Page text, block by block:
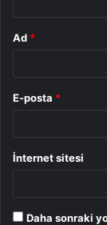
Ad *
E-posta *
İnternet sitesi
Daha sonraki